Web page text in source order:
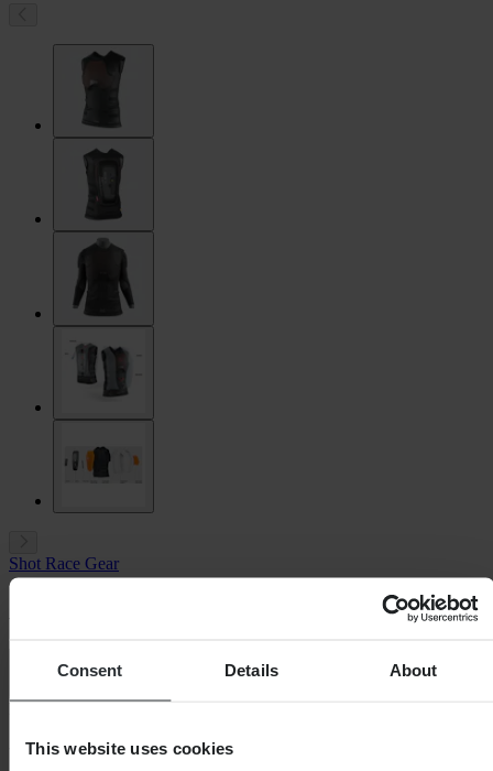
Consent Details About
This website uses cookies
Shot Race Gear
Airbagvest Shot SRG-1 Air Guard
-10%